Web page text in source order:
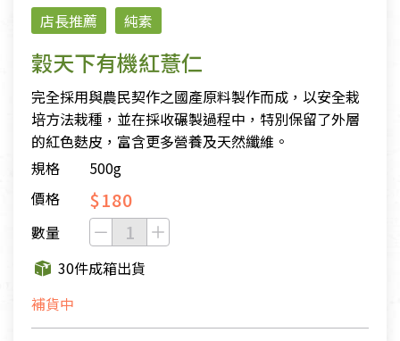
店長推薦 純素
穀天下有機紅薏仁
完全採用與農民契作之國產原料製作而成，以安全栽
培方法栽種，並在採收碾製過程中，特別保留了外層
的紅色麩皮，富含更多營養及天然纖維。
規格
500g
價格
$180
數量
30件成箱出貨
補貨中